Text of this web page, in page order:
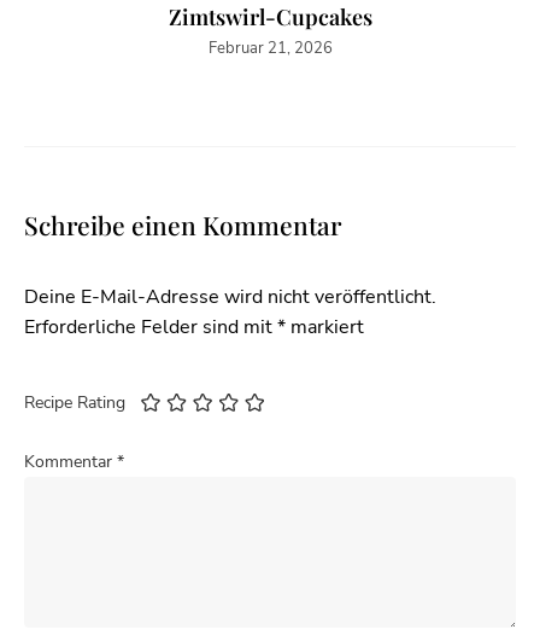
Zimtswirl-Cupcakes
Februar 21, 2026
Schreibe einen Kommentar
Deine E-Mail-Adresse wird nicht veröffentlicht.
Erforderliche Felder sind mit* markiert
Recipe Rating
Kommentar *